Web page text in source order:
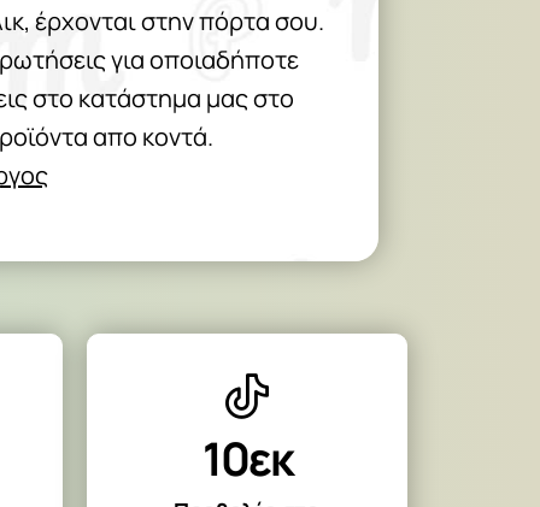
έρχονται στην πόρτα σου.
για οποιαδήποτε
στο κατάστημα μας στο
απο κοντά.
10εκ